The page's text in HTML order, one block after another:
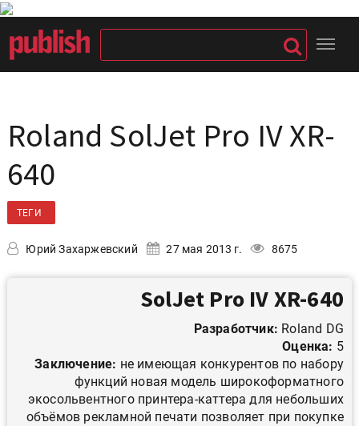
Roland SolJet Pro IV XR-
640
ТЕГИ
Юрий Захаржевский 27 мая 2013 г. 8675
SolJet Pro IV XR-640
Разработчик: Roland DG
Оценка: 5
Заключение: не имеющая конкурентов по набору
функций новая модель широкоформатного
экосольвентного принтера-каттера для небольших
объёмов рекламной печати позволяет при покупке